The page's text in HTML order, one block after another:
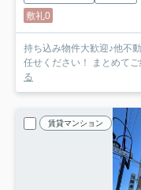
敷礼0
持ち込み物件大歓迎♪他不
任せください！ まとめて
る
賃貸マンション